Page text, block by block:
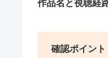
作品名と視聴経
確認ポイント